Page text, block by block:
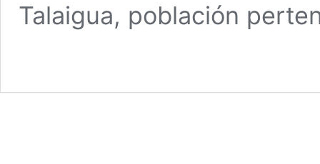
Talaigua, población